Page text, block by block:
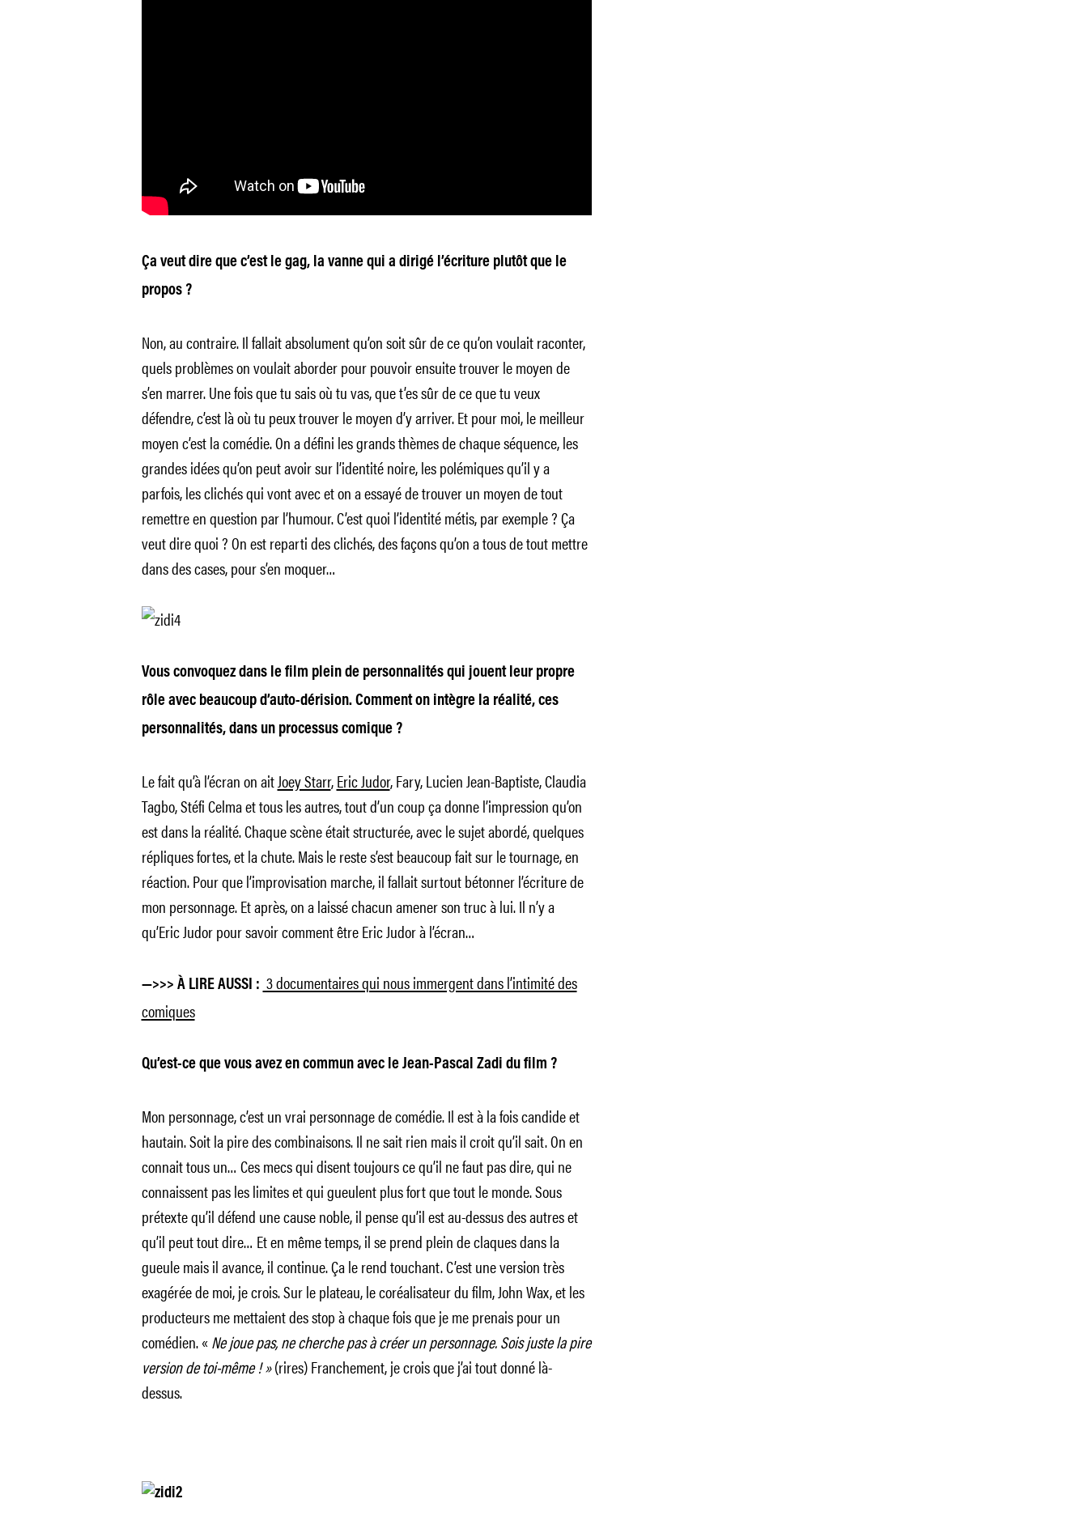
Ça veut dire que c’est le gag, la vanne qui a dirigé l’écriture plutôt que le
propos ?
Non, au contraire. Il fallait absolument qu’on soit sûr de ce qu’on voulait raconter,
quels problèmes on voulait aborder pour pouvoir ensuite trouver le moyen de
s’en marrer. Une fois que tu sais où tu vas, que t’es sûr de ce que tu veux
défendre, c’est là où tu peux trouver le moyen d’y arriver. Et pour moi, le meilleur
moyen c’est la comédie. On a défini les grands thèmes de chaque séquence, les
grandes idées qu’on peut avoir sur l’identité noire, les polémiques qu’il y a
parfois, les clichés qui vont avec et on a essayé de trouver un moyen de tout
remettre en question par l’humour. C’est quoi l’identité métis, par exemple ? Ça
veut dire quoi ? On est reparti des clichés, des façons qu’on a tous de tout mettre
dans des cases, pour s’en moquer…
Vous convoquez dans le film plein de personnalités qui jouent leur propre
rôle avec beaucoup d’auto-dérision. Comment on intègre la réalité, ces
personnalités, dans un processus comique ?
Le fait qu’à l’écran on aitJoey Starr,Eric Judor, Fary, Lucien Jean-Baptiste, Claudia
Tagbo, Stéfi Celma et tous les autres, tout d’un coup ça donne l’impression qu’on
est dans la réalité. Chaque scène était structurée, avec le sujet abordé, quelques
répliques fortes, et la chute. Mais le reste s’est beaucoup fait sur le tournage, en
réaction. Pour que l’improvisation marche, il fallait surtout bétonner l’écriture de
mon personnage. Et après, on a laissé chacun amener son truc à lui. Il n’y a
qu’Eric Judor pour savoir comment être Eric Judor à l’écran…
—>>> À LIRE AUSSI : 3 documentaires qui nous immergent dans l’intimité des
comiques
Qu’est-ce que vous avez en commun avec le Jean-Pascal Zadi du film ?
Mon personnage, c’est un vrai personnage de comédie. Il est à la fois candide et
hautain. Soit la pire des combinaisons. Il ne sait rien mais il croit qu’il sait. On en
connait tous un… Ces mecs qui disent toujours ce qu’il ne faut pas dire, qui ne
connaissent pas les limites et qui gueulent plus fort que tout le monde. Sous
prétexte qu’il défend une cause noble, il pense qu’il est au-dessus des autres et
qu’il peut tout dire… Et en même temps, il se prend plein de claques dans la
gueule mais il avance, il continue. Ça le rend touchant. C’est une version très
exagérée de moi, je crois. Sur le plateau, le coréalisateur du film, John Wax, et les
producteurs me mettaient des stop à chaque fois que je me prenais pour un
comédien. «Ne joue pas, ne cherche pas à créer un personnage. Sois juste la pire
version de toi-même ! »(rires) Franchement, je crois que j’ai tout donné là-
dessus.